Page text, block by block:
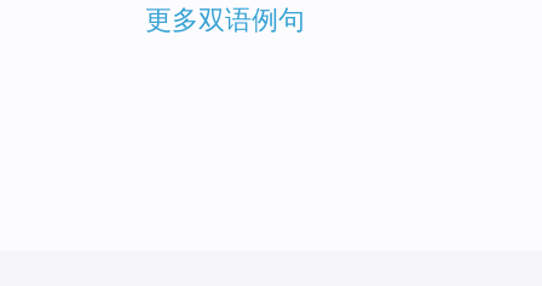
更多双语例句